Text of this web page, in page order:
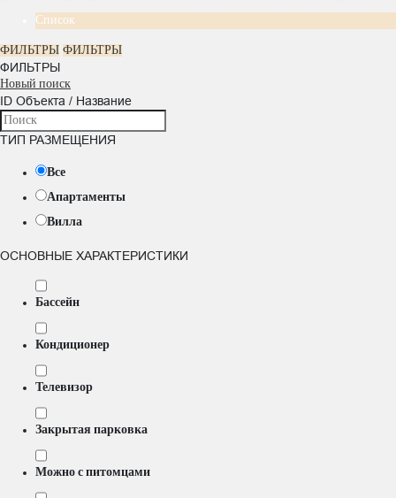
Список
ФИЛЬТРЫ ФИЛЬТРЫ
ФИЛЬТРЫ
Новый поиск
ID Объекта / Название
ТИП РАЗМЕЩЕНИЯ
Все
Апартаменты
Вилла
ОСНОВНЫЕ ХАРАКТЕРИСТИКИ
Бассейн
Кондиционер
Телевизор
Закрытая парковка
Можно с питомцами